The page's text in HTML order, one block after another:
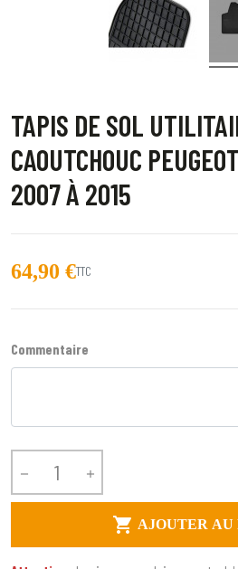
TAPIS DE SOL
CAOUTCHOUC
2007 À 2015
64,90 €TTC
Commentaire
 
 AJOUTER AU